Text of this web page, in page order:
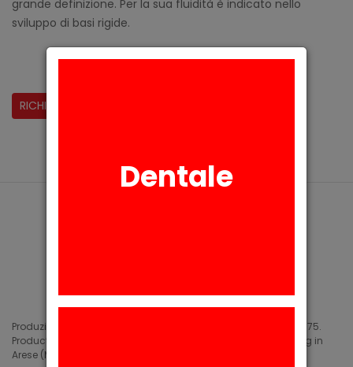
grande definizione. Per la sua fluidità è indicato nello
sviluppo di basi rigide.
CONDIVIDI:
RICHIESTA INFORMAZIONI
Produzione di siliconi medicali e industriali in Arese (MI) dal 1975.
Production of medical and industrial silicones. Manufacturing in
Arese (MI) since 1975.
Dentale